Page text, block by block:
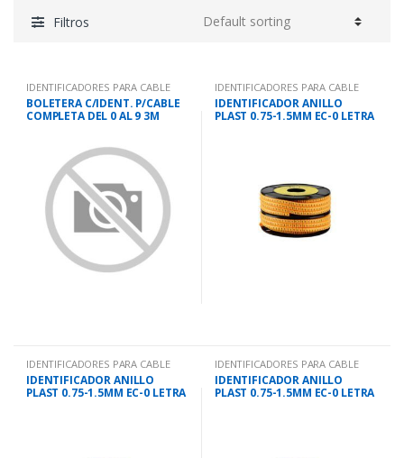
Filtros
IDENTIFICADORES PARA CABLE
BOLETERA C/IDENT. P/CABLE
COMPLETA DEL 0 AL 9 3M
IDENTIFICADORES PARA CABLE
IDENTIFICADOR ANILLO
PLAST 0.75-1.5MM EC-0 LETRA
IDENTIFICADORES PARA CABLE
IDENTIFICADOR ANILLO
PLAST 0.75-1.5MM EC-0 LETRA
IDENTIFICADORES PARA CABLE
IDENTIFICADOR ANILLO
PLAST 0.75-1.5MM EC-0 LETRA